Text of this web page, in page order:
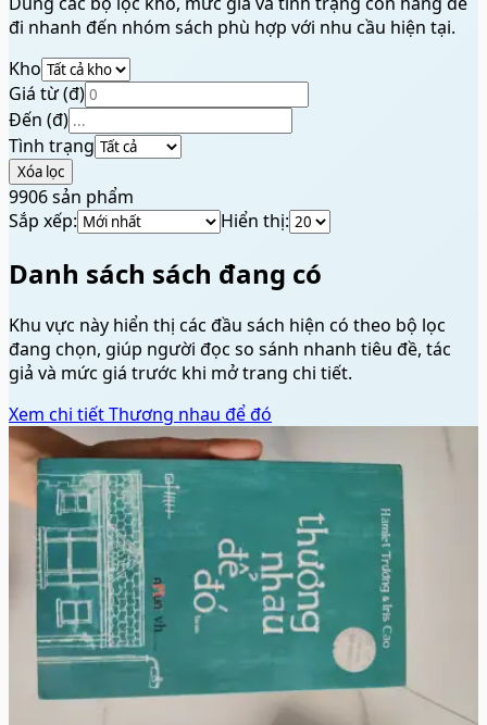
đi nhanh đến nhóm sách phù hợp với nhu cầu hiện tại.
Kho
Giá từ (đ)
Đến (đ)
Tình trạng
Xóa lọc
9906sản phẩm
Sắp xếp:
Hiển thị:
Danh sách sách đang có
Khu vực này hiển thị các đầu sách hiện có theo bộ lọc
đang chọn, giúp người đọc so sánh nhanh tiêu đề, tác
giả và mức giá trước khi mở trang chi tiết.
Xem chi tiếtThương nhau để đó